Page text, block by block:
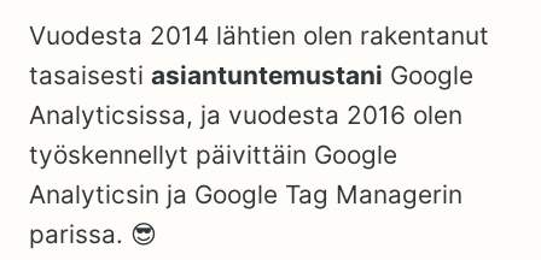
Vuodesta 2014 lähtien olen rakentanut
tasaisesti asiantuntemustani Google
Analyticsissa, ja vuodesta 2016 olen
työskennellyt päivittäin Google
Analyticsin ja Google Tag Managerin
parissa. 😎